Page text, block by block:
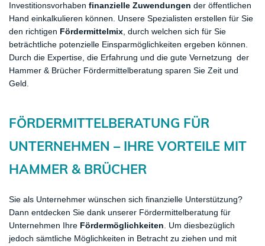
Investitionsvorhaben finanzielle Zuwendungen der öffentlichen
Hand einkalkulieren können. Unsere Spezialisten erstellen für Sie
den richtigen Fördermittelmix , durch welchen sich für Sie
beträchtliche potenzielle Einsparmöglichkeiten ergeben können.
Durch die Expertise, die Erfahrung und die gute Vernetzung der
Hammer & Brücher Fördermittelberatung sparen Sie Zeit und
Geld.
FÖRDERMITTELBERATUNG FÜR
UNTERNEHMEN – IHRE ​VORTEILE MIT
HAMMER & BRÜCHER
Sie als Unternehmer wünschen sich finanzielle Unterstützung?
Dann entdecken Sie dank unserer Fördermittelberatung für
Unternehmen Ihre Fördermöglichkeiten . Um diesbezüglich
jedoch sämtliche Möglichkeiten in Betracht zu ziehen und mit